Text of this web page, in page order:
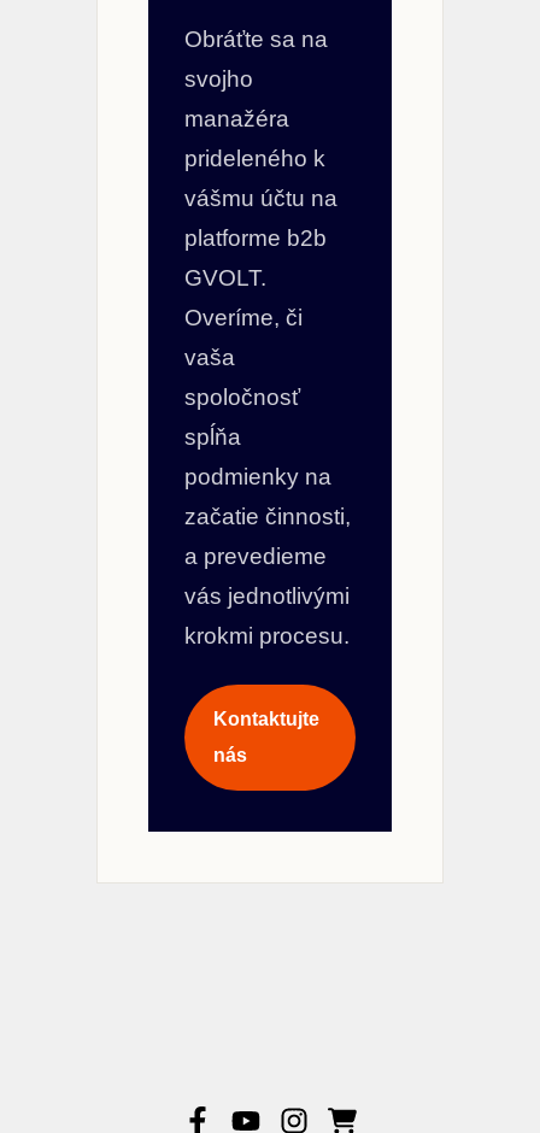
Obráťte sa na
svojho
manažéra
prideleného k
vášmu účtu na
platforme b2b
GVOLT.
Overíme, či
vaša
spoločnosť
spĺňa
podmienky na
začatie činnosti,
a prevedieme
vás jednotlivými
krokmi procesu.
Kontaktujte
nás